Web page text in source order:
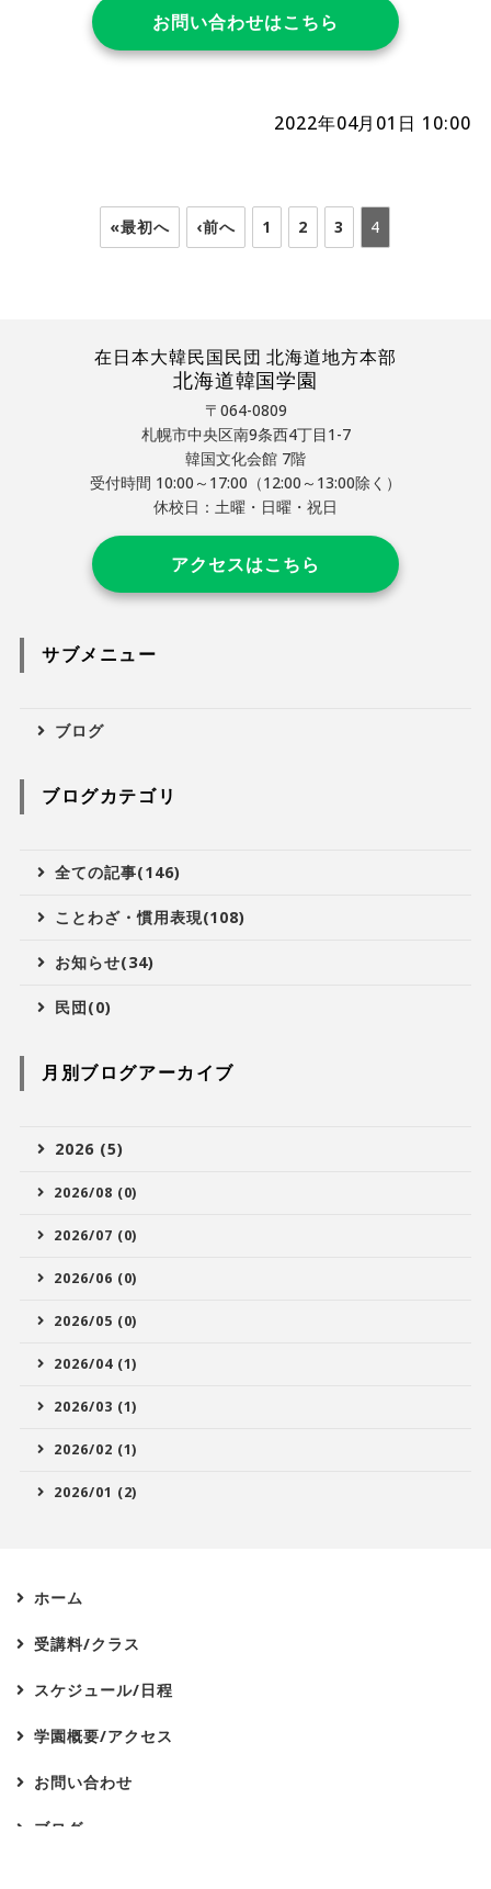
お問い合わせはこちら
2022年04月01日 10:00
«最初へ ‹前へ 1 2 3 4
在日本大韓民国民団 北海道地方本部
北海道韓国学園
〒064-0809
札幌市中央区南9条西4丁目1-7
韓国文化会館 7階
受付時間 10:00～17:00（12:00～13:00除く）
休校日：土曜・日曜・祝日
アクセスはこちら
サブメニュー
ブログ
ブログカテゴリ
全ての記事(146)
ことわざ・慣用表現(108)
お知らせ(34)
民団(0)
月別ブログアーカイブ
2026 (5)
2026/08 (0)
2026/07 (0)
2026/06 (0)
2026/05 (0)
2026/04 (1)
2026/03 (1)
2026/02 (1)
2026/01 (2)
ホーム
受講料/クラス
スケジュール/日程
学園概要/アクセス
お問い合わせ
ブログ